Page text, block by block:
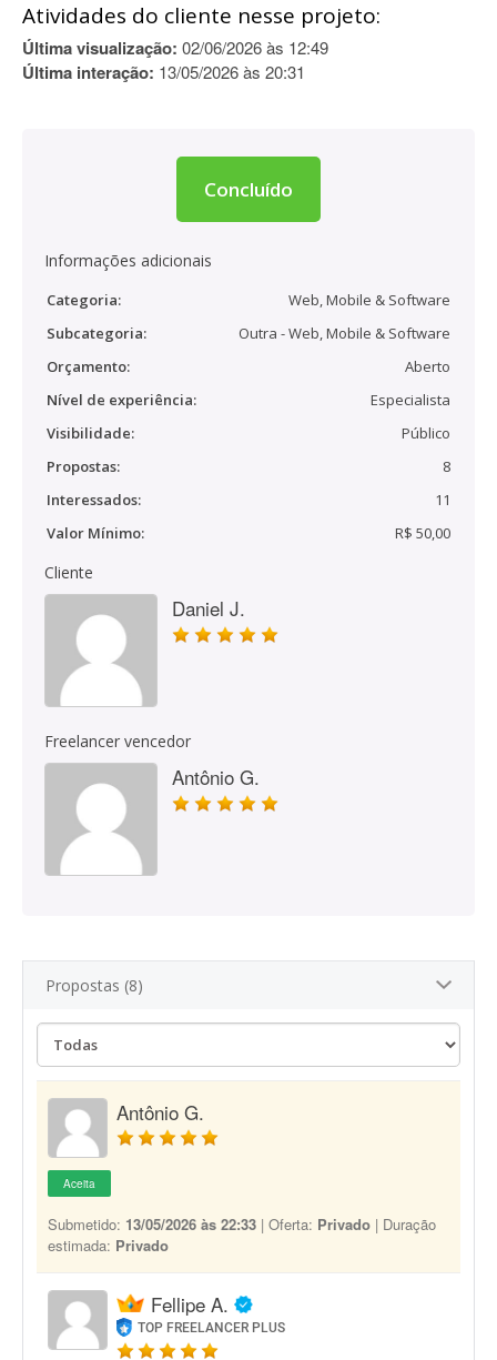
Atividades do cliente nesse projeto:
Última visualização: 02/06/2026 às 12:49
Última interação: 13/05/2026 às 20:31
Concluído
Informações adicionais
Categoria:
Web, Mobile & Software
Subcategoria:
Outra - Web, Mobile & Software
Orçamento:
Aberto
Nível de experiência:
Especialista
Visibilidade:
Público
Propostas:
8
Interessados:
11
Valor Mínimo:
R$ 50,00
Cliente
Daniel J.
Freelancer vencedor
Antônio G.
Propostas (8)
Antônio G.
Aceita
Submetido: 13/05/2026 às 22:33 | Oferta: Privado | Duração
estimada: Privado
Fellipe A.
TOP FREELANCER PLUS